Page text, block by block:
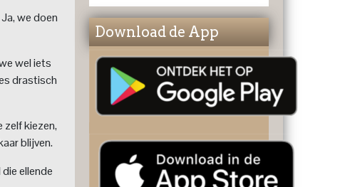
we doen
wel iets
drastisch
zelf kiezen,
blijven.
ellende
Download de App